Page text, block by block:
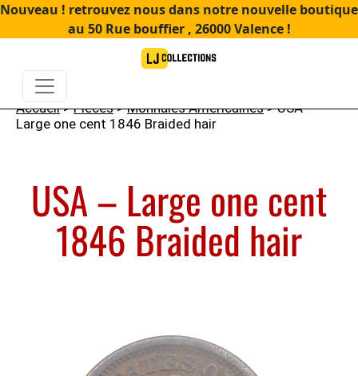
Nouveau ! retrouvez nous dans notre nouvelle boutique
au 50 Rue bouffier , 26000 Valence !
Accueil>Pièces>Monnaies Américaines> USA –
Large one cent 1846 Braided hair
USA – Large one cent
1846 Braided hair